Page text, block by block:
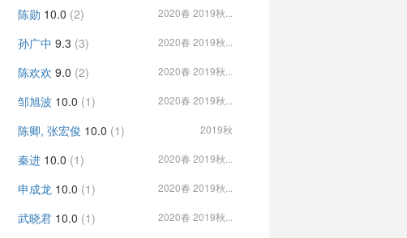
陈勋 10.0 (2) 2020春 2019秋...
孙广中 9.3 (3) 2020春 2019秋...
陈欢欢 9.0 (2) 2020春 2019秋...
邹旭波 10.0 (1) 2020春 2019秋...
陈卿, 张宏俊 10.0 (1) 2019秋
秦进 10.0 (1) 2020春 2019秋...
申成龙 10.0 (1) 2020春 2019秋...
武晓君 10.0 (1) 2020春 2019秋...